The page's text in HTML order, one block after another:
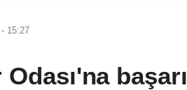
15:27
başarı